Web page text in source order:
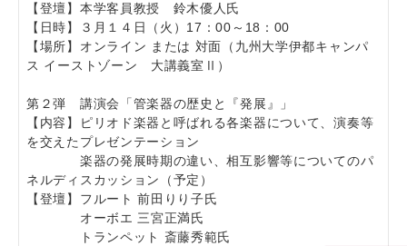
【登壇】本学客員教授 鈴木優人氏
【日時】３月１４日（火）17：00～18：00
【場所】オンライン または 対面（九州大学伊都キャンパ
ス イーストゾーン 大講義室Ⅱ）
第２弾 講演会「管楽器の歴史と『発展』」
【内容】ピリオド楽器と呼ばれる各楽器について、演奏等
を交えたプレゼンテーション
楽器の発展時期の違い、相互影響等についてのパ
ネルディスカッション（予定）
【登壇】フルート 前田りり子氏
オーボエ 三宮正満氏
トランペット 斎藤秀範氏